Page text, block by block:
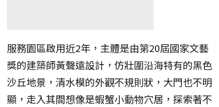
服務園區啟用近2年，主體是由第20屆國家文藝
獎的建築師黃聲遠設計，仿壯圍沿海特有的黑色
沙丘地景，清水模的外觀不規則狀，大門也不明
顯，走入其間想像是蝦蟹小動物穴居，探索著不